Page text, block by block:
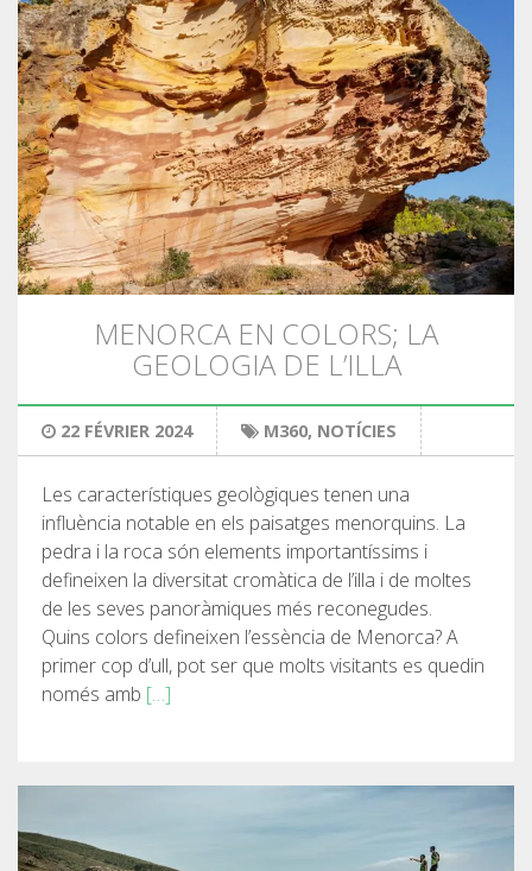
MENORCA EN COLORS; LA
GEOLOGIA DE L’ILLA
22 FÉVRIER 2024 M360, NOTÍCIES
Les característiques geològiques tenen una
influència notable en els paisatges menorquins. La
pedra i la roca són elements importantíssims i
defineixen la diversitat cromàtica de l’illa i de moltes
de les seves panoràmiques més reconegudes.
Quins colors defineixen l’essència de Menorca? A
primer cop d’ull, pot ser que molts visitants es quedin
només amb […]